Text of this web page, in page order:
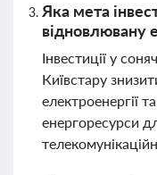
Яка мета
відновлювану
Інвестиції у
Київстару
електроенергії
енергоресурси